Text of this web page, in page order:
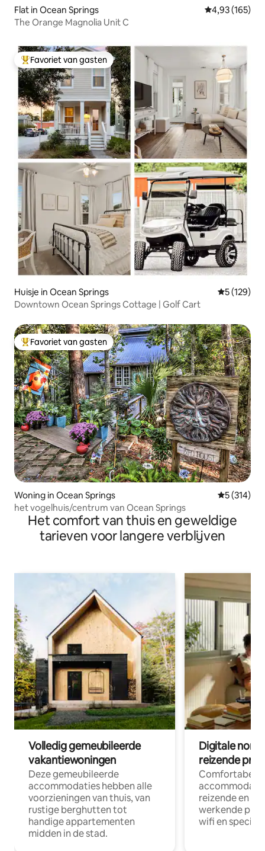
Flat in Ocean Springs Gemiddelde
4,93 (165)
The Orange Magnolia Unit C
Topfavoriet van gasten
Favoriet van gasten
Huisje in Ocean Springs
5 (129)
Downtown Ocean Springs Cottage | Golf Cart
Topfavoriet van gasten
Favoriet van gasten
Woning in Ocean Springs
5 (314)
het vogelhuis/centrum van Ocean Springs
Het comfort van thuis en geweldige
tarieven voor langere verblijven
Volledig gemeubileerde
vakantiewoningen
Deze gemeubileerde
accommodaties hebben alle
voorzieningen van thuis, van
rustige berghutten tot
handige appartementen
midden in de stad.
Digitale
reizende
Comfortabele
reizende en
werkende
wifi en